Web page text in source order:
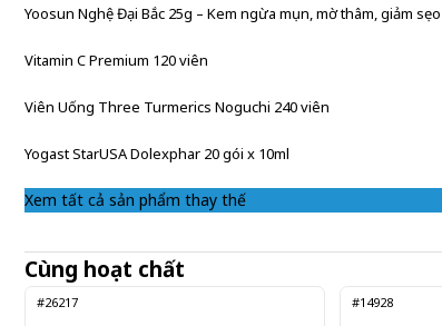
Yoosun Nghệ Đại Bắc 25g – Kem ngừa mụn, mờ thâm, giảm sẹo
Vitamin C Premium 120 viên
Viên Uống Three Turmerics Noguchi 240 viên
Yogast StarUSA Dolexphar 20 gói x 10ml
Xem tất cả sản phẩm thay thế
Cùng hoạt chất
#26217 #14928